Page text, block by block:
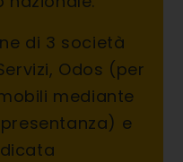
di 3 società
Odos (per
mediante
e